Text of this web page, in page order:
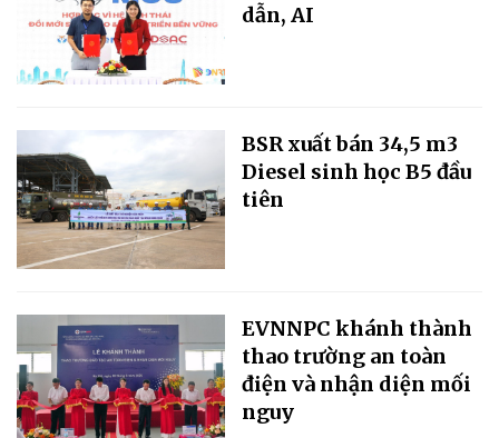
dẫn, AI
BSR xuất bán 34,5 m3
Diesel sinh học B5 đầu
tiên
EVNNPC khánh thành
thao trường an toàn
điện và nhận diện mối
nguy